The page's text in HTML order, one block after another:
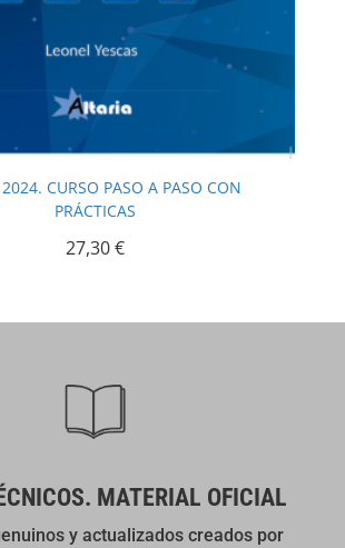
EXCEL 2024. CURSO PASO A PASO
MATERIAL OFICIAL
y actualizados creados por